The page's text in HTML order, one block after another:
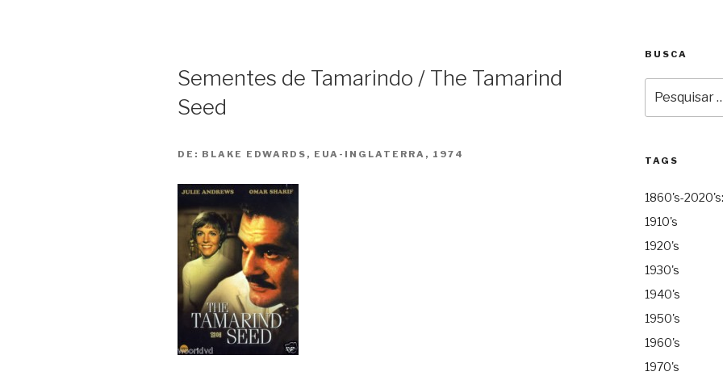
Sementes de Tamarindo / The Tamarind
Seed
DE: BLAKE EDWARDS, EUA-INGLATERRA, 1974
BUSCA
por:
TAGS
1860's-
1910's
1920's
1930's
1940's
1950's
1960's
1970's